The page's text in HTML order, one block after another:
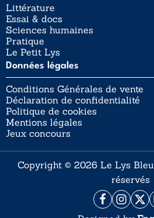
Littérature
Essai & docs
Sciences humaines
Pratique
Le Petit Lys
Données légales
Conditions Générales de vente
Déclaration de confidentialité
Politique de cookies
Mentions légales
Jeux concours
Copyright © 2026 Le Lys
réservés